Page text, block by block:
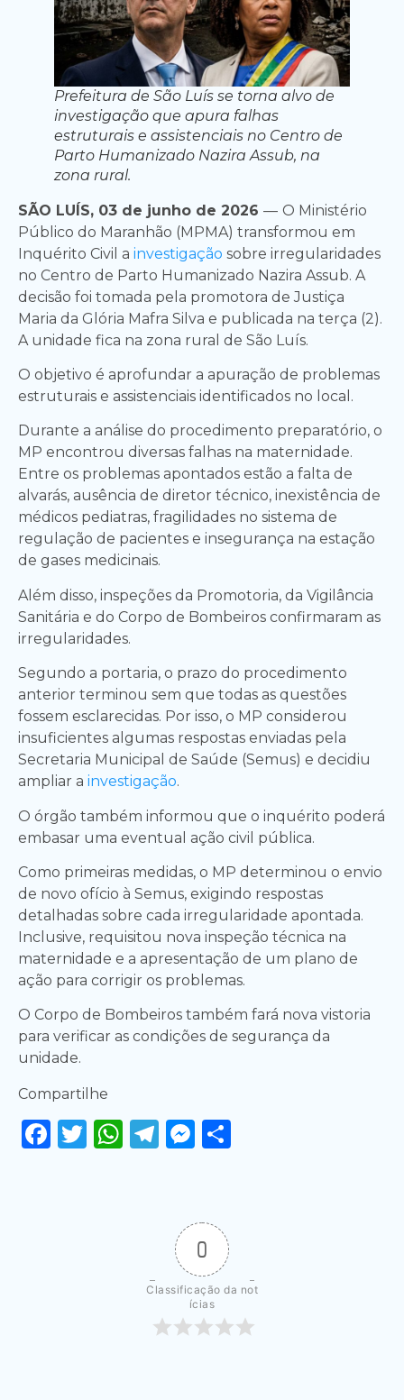
Prefeitura de São Luís se torna alvo de
investigação que apura falhas
estruturais e assistenciais no Centro de
Parto Humanizado Nazira Assub, na
zona rural.
SÃO LUÍS, 03 de junho de 2026 — O Ministério
Público do Maranhão (MPMA) transformou em
Inquérito Civil a investigação sobre irregularidades
no Centro de Parto Humanizado Nazira Assub. A
decisão foi tomada pela promotora de Justiça
Maria da Glória Mafra Silva e publicada na terça (2).
A unidade fica na zona rural de São Luís.
O objetivo é aprofundar a apuração de problemas
estruturais e assistenciais identificados no local.
Durante a análise do procedimento preparatório, o
MP encontrou diversas falhas na maternidade.
Entre os problemas apontados estão a falta de
alvarás, ausência de diretor técnico, inexistência de
médicos pediatras, fragilidades no sistema de
regulação de pacientes e insegurança na estação
de gases medicinais.
Além disso, inspeções da Promotoria, da Vigilância
Sanitária e do Corpo de Bombeiros confirmaram as
irregularidades.
Segundo a portaria, o prazo do procedimento
anterior terminou sem que todas as questões
fossem esclarecidas. Por isso, o MP considerou
insuficientes algumas respostas enviadas pela
Secretaria Municipal de Saúde (Semus) e decidiu
ampliar a investigação.
O órgão também informou que o inquérito poderá
embasar uma eventual ação civil pública.
Como primeiras medidas, o MP determinou o envio
de novo ofício à Semus, exigindo respostas
detalhadas sobre cada irregularidade apontada.
Inclusive, requisitou nova inspeção técnica na
maternidade e a apresentação de um plano de
ação para corrigir os problemas.
O Corpo de Bombeiros também fará nova vistoria
para verificar as condições de segurança da
unidade.
Compartilhe
Facebook
Twitter
WhatsApp
Telegram
Messenger
0
Classificação da not
ícias